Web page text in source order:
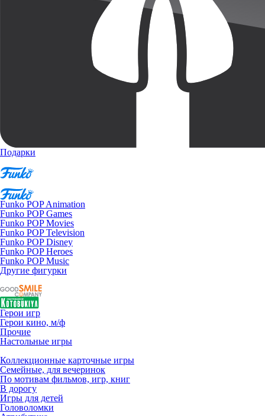
Подарки
Funko POP Animation
Funko POP Games
Funko POP Movies
Funko POP Television
Funko POP Disney
Funko POP Heroes
Funko POP Music
Другие фигурки
Герои игр
Герои кино, м/ф
Прочие
Настольные игры
Коллекционные карточные игры
Семейные, для вечеринок
По мотивам фильмов, игр, книг
В дорогу
Игры для детей
Головоломки